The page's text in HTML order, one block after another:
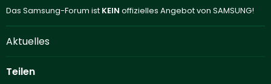
Das Samsung-Forum ist KEIN offizielles Angebot von SAMSUNG!
Aktuelles
Teilen